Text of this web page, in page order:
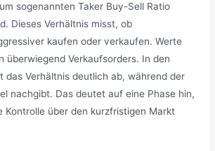
sogenannten Taker Buy-Sell Ratio
Dieses Verhältnis misst, ob
kaufen oder verkaufen. Werte
überwiegend Verkaufsorders. In den
das Verhältnis deutlich ab, während der
nachgibt. Das deutet auf eine Phase hin,
Kontrolle über den kurzfristigen Markt